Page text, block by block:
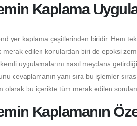
Kaplama
yer kaplama çeşitlerinden biridir. Hem
edilen konulardan biri de epoksi
uygulamalarını nasıl meydana
cevaplamanın yanı sıra bu işlemler
olarak bu içerikte tüm merak edilen
Kaplamanın